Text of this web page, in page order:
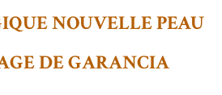
NOUVELLE PEAU
DE GARANCIA